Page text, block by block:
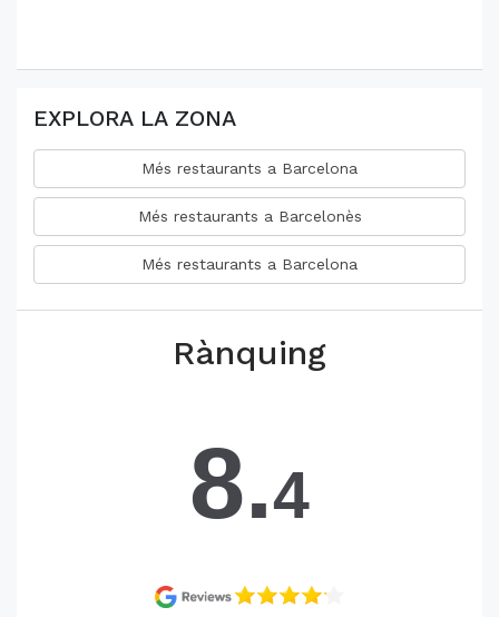
EXPLORA LA ZONA
Més restaurants a Barcelona
Més restaurants a Barcelonès
Més restaurants a Barcelona
Rànquing
8.4